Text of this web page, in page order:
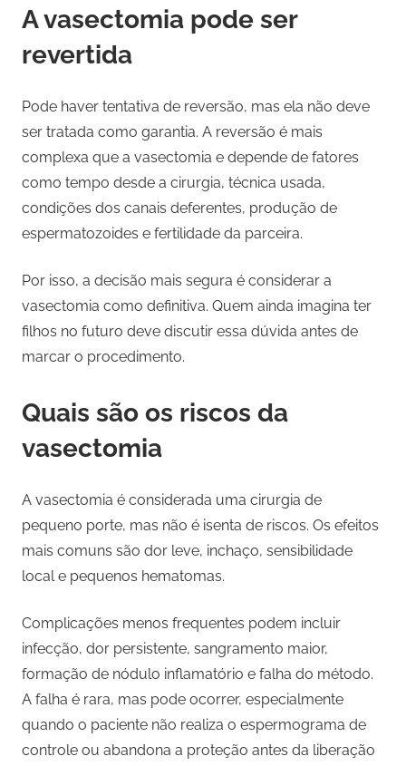
A vasectomia pode ser
revertida
Pode haver tentativa de reversão, mas ela não deve
ser tratada como garantia. A reversão é mais
complexa que a vasectomia e depende de fatores
como tempo desde a cirurgia, técnica usada,
condições dos canais deferentes, produção de
espermatozoides e fertilidade da parceira.
Por isso, a decisão mais segura é considerar a
vasectomia como definitiva. Quem ainda imagina ter
filhos no futuro deve discutir essa dúvida antes de
marcar o procedimento.
Quais são os riscos da
vasectomia
A vasectomia é considerada uma cirurgia de
pequeno porte, mas não é isenta de riscos. Os efeitos
mais comuns são dor leve, inchaço, sensibilidade
local e pequenos hematomas.
Complicações menos frequentes podem incluir
infecção, dor persistente, sangramento maior,
formação de nódulo inflamatório e falha do método.
A falha é rara, mas pode ocorrer, especialmente
quando o paciente não realiza o espermograma de
controle ou abandona a proteção antes da liberação